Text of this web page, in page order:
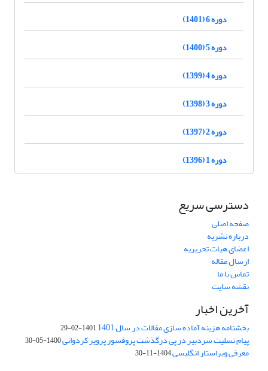
دوره 6 (1401)
دوره 5 (1400)
دوره 4 (1399)
دوره 3 (1398)
دوره 2 (1397)
دوره 1 (1396)
دسترسی سریع
صفحه اصلی
درباره نشریه
اعضای هیات تحریریه
ارسال مقاله
تماس با ما
نقشه سایت
آخرین اخبار
بخشنامه هزینه آماده سازی مقالات در سال 1401 1401-02-29
پیام تسلیت سردبیر در پی درگذشت پروفسور پرویز کردوانی1400-05-30
معرفی ویراستار انگلیسی1404-11-30